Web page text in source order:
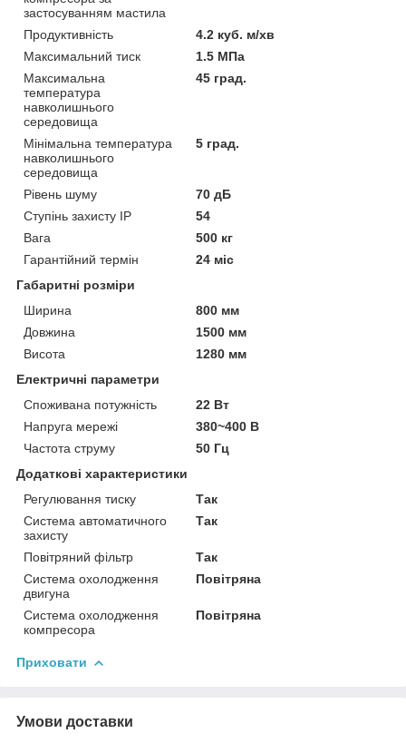
застосуванням мастила
Продуктивність
4.2 куб. м/хв
Максимальний тиск
1.5 МПа
Максимальна
температура
навколишнього
середовища
45 град.
Мінімальна температура
навколишнього
середовища
5 град.
Рівень шуму
70 дБ
Ступінь захисту IP
54
Вага
500 кг
Гарантійний термін
24 міс
Габаритні розміри
Ширина
800 мм
Довжина
1500 мм
Висота
1280 мм
Електричні параметри
Споживана потужність
22 Вт
Напруга мережі
380~400 В
Частота струму
50 Гц
Додаткові характеристики
Регулювання тиску
Так
Система автоматичного
захисту
Так
Повітряний фільтр
Так
Система охолодження
двигуна
Повітряна
Система охолодження
компресора
Повітряна
Приховати
Умови доставки